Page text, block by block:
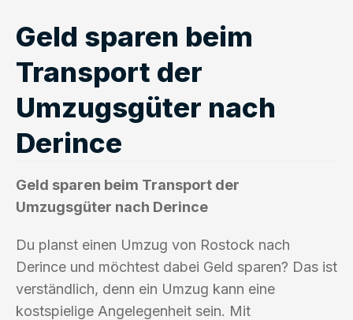
Geld sparen beim
Transport der
Umzugsgüter nach
Derince
Geld sparen beim Transport der
Umzugsgüter nach Derince
Du planst einen Umzug von Rostock nach
Derince und möchtest dabei Geld sparen? Das ist
verständlich, denn ein Umzug kann eine
kostspielige Angelegenheit sein. Mit